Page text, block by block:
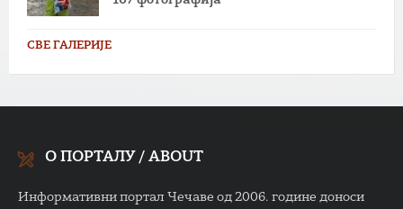
СВЕ ГАЛЕРИЈЕ
О ПОРТАЛУ / ABOUT
Информативни портал Чечаве од 2006. године доноси